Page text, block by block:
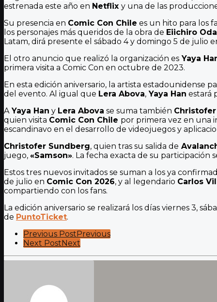
estrenada este año en Netflix y una de las
Su presencia en Comic Con Chile es un hito para los
los personajes más queridos de la obra de Eiichiro Oda
Latam, dirá presente el sábado 4 y domingo 5 de julio
El otro anuncio que realizó la organización es Yaya
primera visita a Comic Con en octubre de 2023.
En esta edición aniversario, la artista estadounidense
del evento. Al igual que Lera Abova, Yaya Han estará
AYaya Han y Lera Abova se suma también
quien visita Comic Con Chile por primera vez en una
escandinavo en el desarrollo de videojuegos y
Christofer Sundberg, quien tras su salida de
juego, «Samson». La fecha exacta de su participación
Estos tres nuevos invitados se suman a los ya
de julio en Comic Con 2026, y al legendario Carlos
compartiendo con los fans.
La edición aniversario se realizará los días viernes 3,
de PuntoTicket.
Post
Pagination
Previous PostPrevious
Next PostNext